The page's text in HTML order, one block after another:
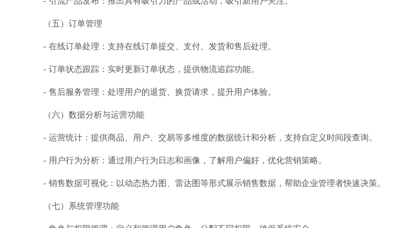
（五）订单管理
- 在线订单处理：支持在线订单提交、支付、发货和售后处理。
- 订单状态跟踪：实时更新订单状态，提供物流追踪功能。
- 售后服务管理：处理用户的退货、换货请求，提升用户体验。
（六）数据分析与运营功能
- 运营统计：提供商品、用户、交易等多维度的数据统计和分析，支持自定义时间段查询。
- 用户行为分析：通过用户行为日志和画像，了解用户偏好，优化营销策略。
- 销售数据可视化：以动态热力图、雷达图等形式展示销售数据，帮助企业管理者快速决策。
（七）系统管理功能